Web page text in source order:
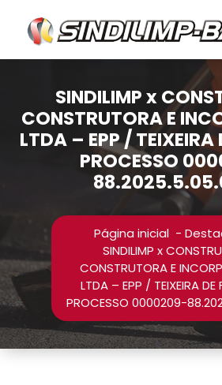
conteúdo
SINDILIMP x
CONSTRUTORA E
LTDA – EPP / TEIXEIRA
PROCESSO
Página inicial -
SINDILIMP x
CONSTRUTORA E
LTDA – EPP / TEIXEIRA DE
PROCESSO 0000209-